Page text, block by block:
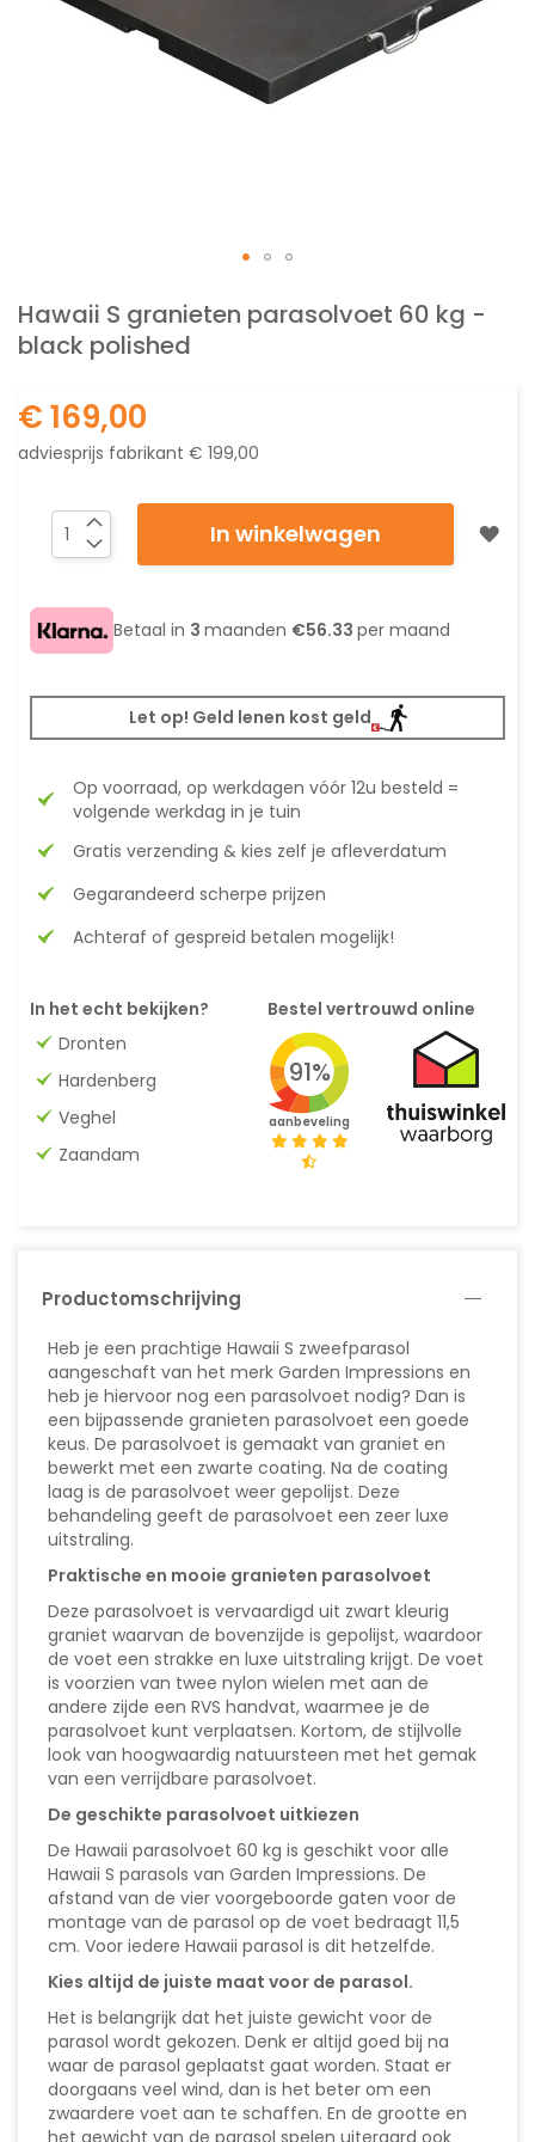
Hawaii S granieten parasolvoet 60 kg -
black polished
naar
het
begin
de
afbeeldingen-
gallerij
€ 169,00
adviesprijs fabrikant € 199,00
In winkelwagen
Betaal in 3 maanden €56.33 per maand
Let op! Geld lenen kost geld
Op voorraad, op werkdagen vóór 12u besteld =
volgende werkdag in je tuin
Gratis verzending & kies zelf je afleverdatum
Gegarandeerd scherpe prijzen
Achteraf of gespreid betalen mogelijk!
In het echt bekijken?
Dronten
Hardenberg
Veghel
Zaandam
Bestel vertrouwd online
91%
aanbeveling
Productomschrijving
Heb je een prachtige Hawaii S zweefparasol
aangeschaft van het merk Garden Impressions en
heb je hiervoor nog een parasolvoet nodig? Dan is
een bijpassende granieten parasolvoet een goede
keus. De parasolvoet is gemaakt van graniet en
bewerkt met een zwarte coating. Na de coating
laag is de parasolvoet weer gepolijst. Deze
behandeling geeft de parasolvoet een zeer luxe
uitstraling.
Praktische en mooie granieten parasolvoet
Deze parasolvoet is vervaardigd uit zwart kleurig
graniet waarvan de bovenzijde is gepolijst, waardoor
de voet een strakke en luxe uitstraling krijgt. De voet
is voorzien van twee nylon wielen met aan de
andere zijde een RVS handvat, waarmee je de
parasolvoet kunt verplaatsen. Kortom, de stijlvolle
look van hoogwaardig natuursteen met het gemak
van een verrijdbare parasolvoet.
De geschikte parasolvoet uitkiezen
De Hawaii parasolvoet 60 kg is geschikt voor alle
Hawaii S parasols van Garden Impressions. De
afstand van de vier voorgeboorde gaten voor de
montage van de parasol op de voet bedraagt 11,5
cm. Voor iedere Hawaii parasol is dit hetzelfde.
Kies altijd de juiste maat voor de parasol.
Het is belangrijk dat het juiste gewicht voor de
parasol wordt gekozen. Denk er altijd goed bij na
waar de parasol geplaatst gaat worden. Staat er
doorgaans veel wind, dan is het beter om een
zwaardere voet aan te schaffen. En de grootte en
het gewicht van de parasol spelen uiteraard ook